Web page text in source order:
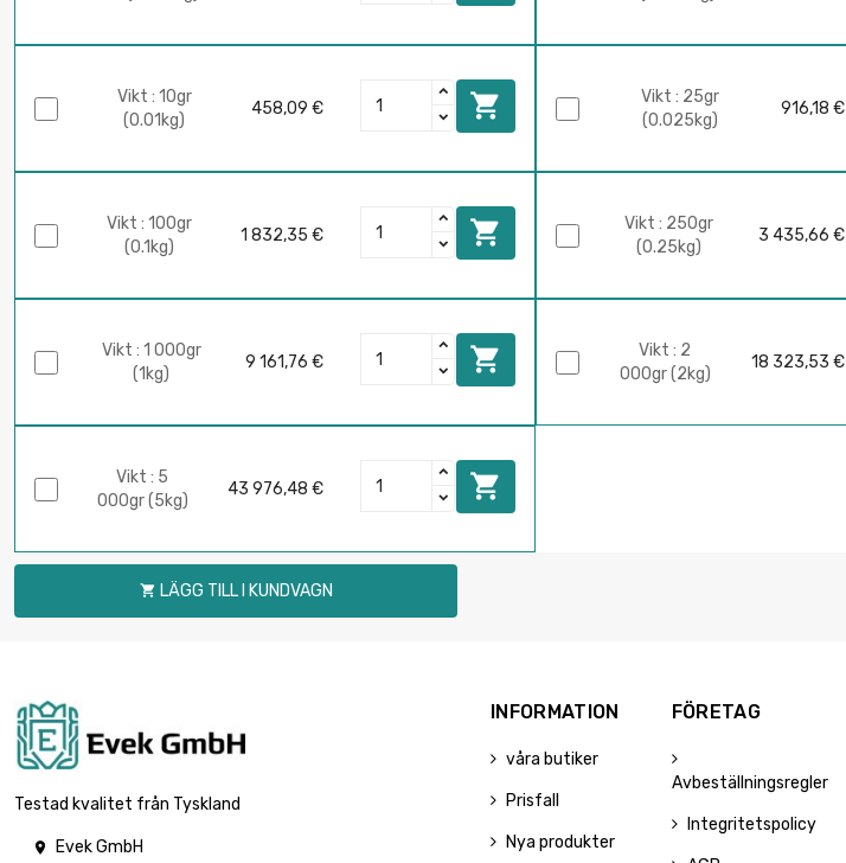
Vikt : 10gr
(0.01kg)
458,09 € 
Vikt : 25gr
(0.025kg)
916,18 €
Vikt : 100gr
(0.1kg)
1 832,35 € 
Vikt : 250gr
(0.25kg)
3 435,66 €
Vikt : 1 000gr
(1kg)
9 161,76 € 
Vikt : 2
000gr (2kg)
18 323,53 €
Vikt : 5
000gr (5kg)
43 976,48 € 
 LÄGG TILL I KUNDVAGN
Testad kvalitet från Tyskland

Evek GmbH
INFORMATION
våra butiker
Prisfall
Nya produkter
FÖRETAG
Avbeställningsregler
Integritetspolicy